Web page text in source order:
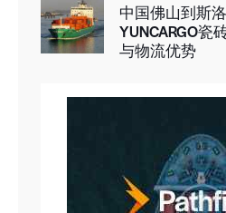
中国佛山到斯
YUNCARGO瓷
与物流优势